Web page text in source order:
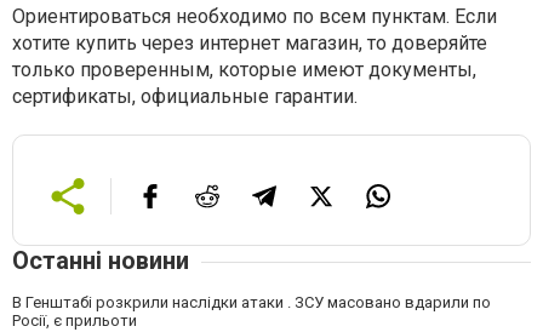
Ориентироваться необходимо по всем пунктам. Если
хотите купить через интернет магазин, то доверяйте
только проверенным, которые имеют документы,
сертификаты, официальные гарантии.
Останні новини
В Генштабі розкрили наслідки атаки . ЗСУ масовано вдарили по
Росії, є прильоти